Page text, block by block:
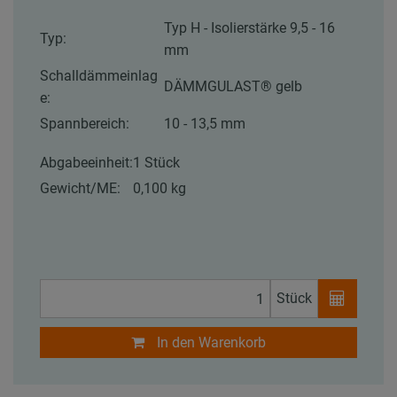
Typ:
Typ H - Isolierstärke 9,5 - 16
mm
Schalldämmeinlag
e:
DÄMMGULAST® gelb
Spannbereich: 10 - 13,5 mm
Abgabeeinheit:1 Stück
Gewicht/ME:
0,100 kg
Stück
In den Warenkorb